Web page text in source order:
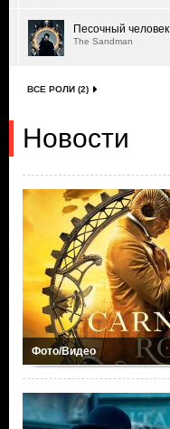
Песочный человек
The Sandman
ВСЕ РОЛИ (2)
Новости
Фото/Видео